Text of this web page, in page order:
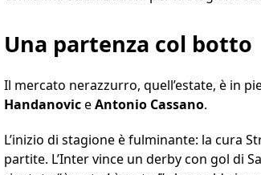
Una partenza col botto
Il mercato nerazzurro, quell’estate, è in
HandanoviceAntonio Cassano.
L’inizio di stagione è fulminante: la cura
partite. L’Inter vince un derby con gol di